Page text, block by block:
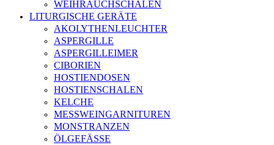
WEIHRAUCHSCHALEN
LITURGISCHE GERÄTE
AKOLYTHENLEUCHTER
ASPERGILLE
ASPERGILLEIMER
CIBORIEN
HOSTIENDOSEN
HOSTIENSCHALEN
KELCHE
MESSWEINGARNITUREN
MONSTRANZEN
ÖLGEFÄSSE